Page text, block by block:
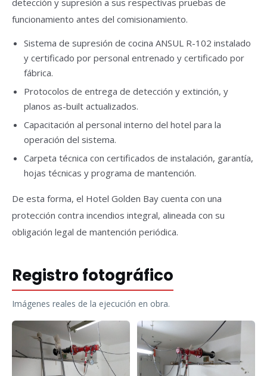
detección y supresión a sus respectivas pruebas de
funcionamiento antes del comisionamiento.
Sistema de supresión de cocina ANSUL R-102 instalado
y certificado por personal entrenado y certificado por
fábrica.
Protocolos de entrega de detección y extinción, y
planos as-built actualizados.
Capacitación al personal interno del hotel para la
operación del sistema.
Carpeta técnica con certificados de instalación, garantía,
hojas técnicas y programa de mantención.
De esta forma, el Hotel Golden Bay cuenta con una
protección contra incendios integral, alineada con su
obligación legal de mantención periódica.
Registro fotográfico
Imágenes reales de la ejecución en obra.